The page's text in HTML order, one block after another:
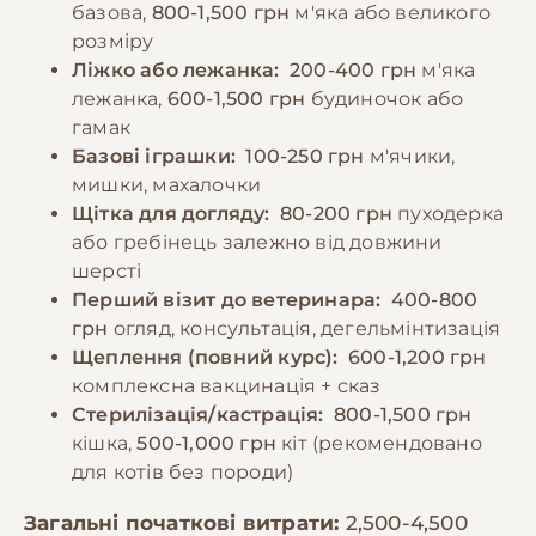
🎁 −10% на зоотовари
За промокодом E-PET
базова, 800-1,500 грн м'яка або великого
розміру
Ліжко або лежанка: 200-400 грн м'яка
лежанка, 600-1,500 грн будиночок або
гамак
Базові іграшки: 100-250 грн м'ячики,
мишки, махалочки
Щітка для догляду: 80-200 грн пуходерка
або гребінець залежно від довжини
шерсті
Перший візит до ветеринара: 400-800
грн огляд, консультація, дегельмінтизація
Щеплення (повний курс): 600-1,200 грн
комплексна вакцинація + сказ
Стерилізація/кастрація: 800-1,500 грн
кішка,500-1,000 грн кіт (рекомендовано
для котів без породи)
Загальні початкові витрати: 2,500-4,500